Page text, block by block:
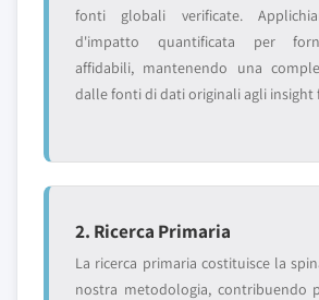
fonti globali verificate.
d'impatto quantificata per
affidabili, mantenendo una
dalle fonti di dati originali agli insight
2. Ricerca Primaria
La ricerca primaria costituisce la
nostra metodologia, contribuendo